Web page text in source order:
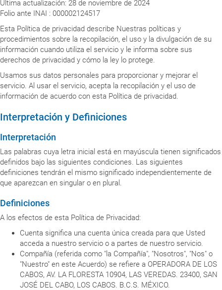
Última actualización: 28 de noviembre de 2024
Folio ante INAI : 000002124517
Esta Política de privacidad describe Nuestras políticas y
procedimientos sobre la recopilación, el uso y la divulgación de su
información cuando utiliza el servicio y le informa sobre sus
derechos de privacidad y cómo la ley lo protege.
Usamos sus datos personales para proporcionar y mejorar el
servicio. Al usar el servicio, acepta la recopilación y el uso de
información de acuerdo con esta Política de privacidad.
Interpretación y Definiciones
Interpretación
Las palabras cuya letra inicial está en mayúscula tienen significados
definidos bajo las siguientes condiciones. Las siguientes
definiciones tendrán el mismo significado independientemente de
que aparezcan en singular o en plural.
Definiciones
A los efectos de esta Política de Privacidad:
Cuenta significa una cuenta única creada para que Usted
acceda a nuestro servicio o a partes de nuestro servicio.
Compañía (referida como "la Compañía", "Nosotros", "Nos" o
"Nuestro" en este Acuerdo) se refiere a OPERADORA DE LOS
CABOS, AV. LA FLORESTA 10904, LAS VEREDAS. 23400, SAN
JOSÉ DEL CABO, LOS CABOS. B.C.S. MÉXICO.